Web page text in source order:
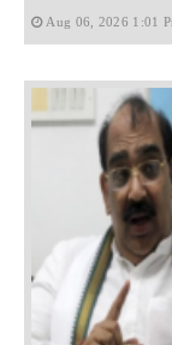
Aug 06, 2026 1:01